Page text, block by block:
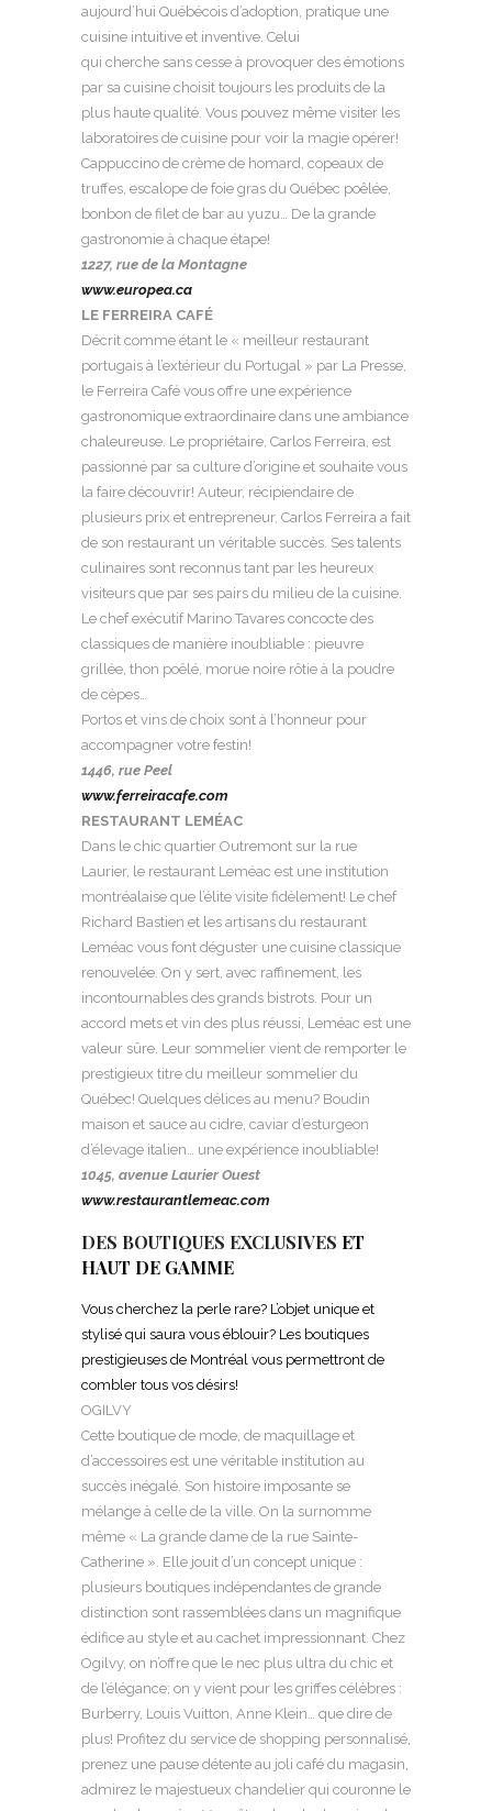
aujourd’hui Québécois d’adoption, pratique une
cuisine intuitive et inventive. Celui
qui cherche sans cesse à provoquer des émotions
par sa cuisine choisit toujours les produits de la
plus haute qualité. Vous pouvez même visiter les
laboratoires de cuisine pour voir la magie opérer!
Cappuccino de crème de homard, copeaux de
truffes, escalope de foie gras du Québec poêlée,
bonbon de filet de bar au yuzu… De la grande
gastronomie à chaque étape!
1227, rue de la Montagne
www.europea.ca
LE FERREIRA CAFÉ
Décrit comme étant le « meilleur restaurant
portugais à l’extérieur du Portugal » par La Presse,
le Ferreira Café vous offre une expérience
gastronomique extraordinaire dans une ambiance
chaleureuse. Le propriétaire, Carlos Ferreira, est
passionné par sa culture d’origine et souhaite vous
la faire découvrir! Auteur, récipiendaire de
plusieurs prix et entrepreneur, Carlos Ferreira a fait
de son restaurant un véritable succès. Ses talents
culinaires sont reconnus tant par les heureux
visiteurs que par ses pairs du milieu de la cuisine.
Le chef exécutif Marino Tavares concocte des
classiques de manière inoubliable : pieuvre
grillée, thon poêlé, morue noire rôtie à la poudre
de cèpes…
Portos et vins de choix sont à l’honneur pour
accompagner votre festin!
1446, rue Peel
www.ferreiracafe.com
RESTAURANT LEMÉAC
Dans le chic quartier Outremont sur la rue
Laurier, le restaurant Leméac est une institution
montréalaise que l’élite visite fidèlement! Le chef
Richard Bastien et les artisans du restaurant
Leméac vous font déguster une cuisine classique
renouvelée. On y sert, avec raffinement, les
incontournables des grands bistrots. Pour un
accord mets et vin des plus réussi, Leméac est une
valeur sûre. Leur sommelier vient de remporter le
prestigieux titre du meilleur sommelier du
Québec! Quelques délices au menu? Boudin
maison et sauce au cidre, caviar d’esturgeon
d’élevage italien… une expérience inoubliable!
1045, avenue Laurier Ouest
www.restaurantlemeac.com
DES BOUTIQUES EXCLUSIVES ET
HAUT DE GAMME
Vous cherchez la perle rare? L’objet unique et
stylisé qui saura vous éblouir? Les boutiques
prestigieuses de Montréal vous permettront de
combler tous vos désirs!
OGILVY
Cette boutique de mode, de maquillage et
d’accessoires est une véritable institution au
succès inégalé. Son histoire imposante se
mélange à celle de la ville. On la surnomme
même « La grande dame de la rue Sainte-
Catherine ». Elle jouit d’un concept unique :
plusieurs boutiques indépendantes de grande
distinction sont rassemblées dans un magnifique
édifice au style et au cachet impressionnant. Chez
Ogilvy, on n’offre que le nec plus ultra du chic et
de l’élégance; on y vient pour les griffes célèbres :
Burberry, Louis Vuitton, Anne Klein… que dire de
plus! Profitez du service de shopping personnalisé,
prenez une pause détente au joli café du magasin,
admirez le majestueux chandelier qui couronne le